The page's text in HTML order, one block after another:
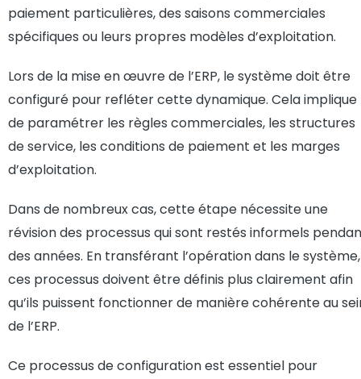
paiement particulières, des saisons commerciales
spécifiques ou leurs propres modèles d’exploitation.
Lors de la mise en œuvre de l’ERP, le système doit être
configuré pour refléter cette dynamique. Cela implique
de paramétrer les règles commerciales, les structures
de service, les conditions de paiement et les marges
d’exploitation.
Dans de nombreux cas, cette étape nécessite une
révision des processus qui sont restés informels
des années. En transférant l’opération dans le système,
ces processus doivent être définis plus clairement afin
qu’ils puissent fonctionner de manière cohérente au
de l’ERP.
Ce processus de configuration est essentiel pour